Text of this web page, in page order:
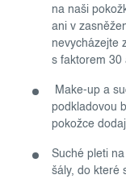
na naši
ani v
nevycházejte
s faktorem 30
Make-up a
podkladovou
pokožce
Suché pleti
šály, do které